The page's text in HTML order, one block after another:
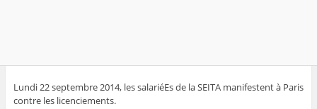
Lundi 22 septembre 2014, les salariéEs de la SEITA manifestent à Paris
contre les licenciements.